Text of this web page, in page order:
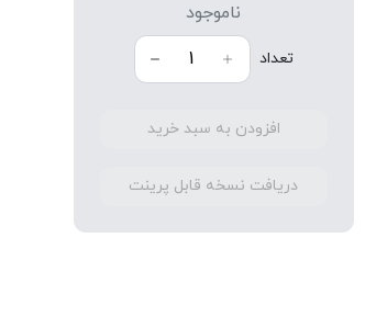
تعداد
ناموجود
افزودن به سبد خرید
دریافت نسخه قابل پرینت